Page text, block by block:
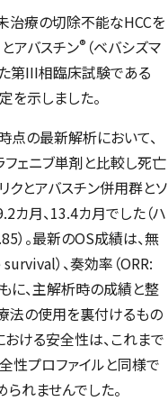
治療の切除不能なHCCを
とアバスチン® （ベバシズマ
第III相臨床試験である
示しました。
の最新解析において、
フェニブ単剤と比較し死亡
クとアバスチン併用群とソ
カ月、13.4カ月でした（ハ
）。最新のOS成績は、無
）、奏効率（ORR:
に、主解析時の成績と整
法の使用を裏付けるもの
おける安全性は、これまで
性プロファイルと同様で
れませんでした。